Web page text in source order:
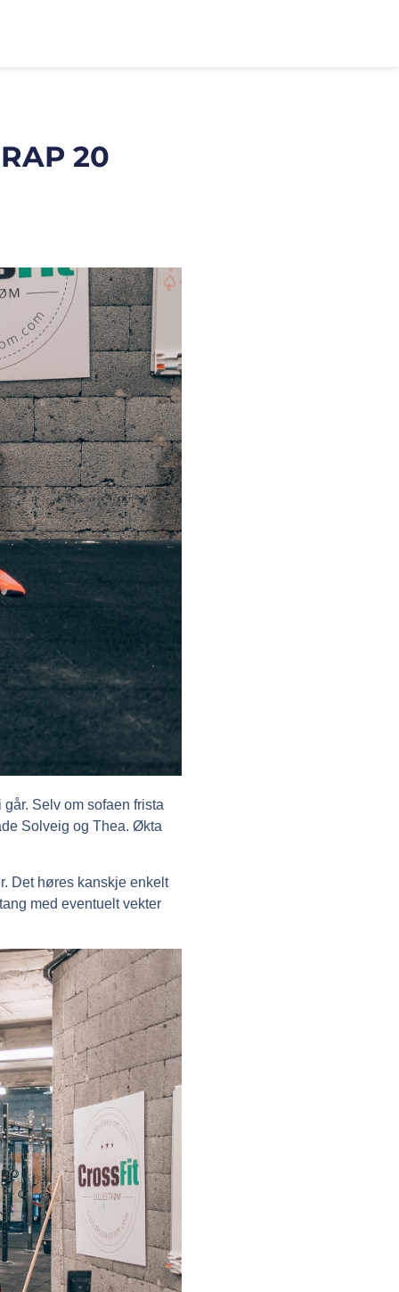
20
Selv om sofaen frista
Solveig og Thea. Økta
Det høres kanskje enkelt
med eventuelt vekter